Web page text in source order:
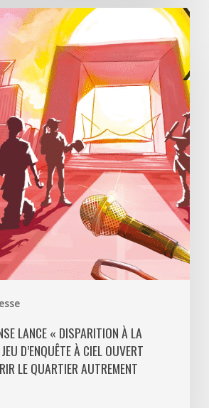
LANCE « DISPARITION À LA
D’ENQUÊTE À CIEL OUVERT
LE QUARTIER AUTREMENT